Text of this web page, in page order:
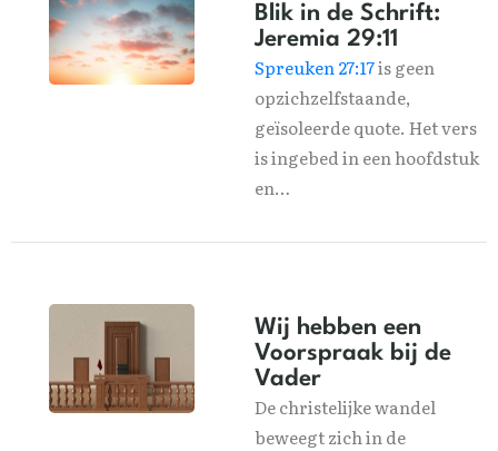
Blik in de Schrift:
Jeremia 29:11
Spreuken 27:17is geen
opzichzelfstaande,
geïsoleerde quote. Het vers
is ingebed in een hoofdstuk
en…
Wij hebben een
Voorspraak bij de
Vader
De christelijke wandel
beweegt zich in de